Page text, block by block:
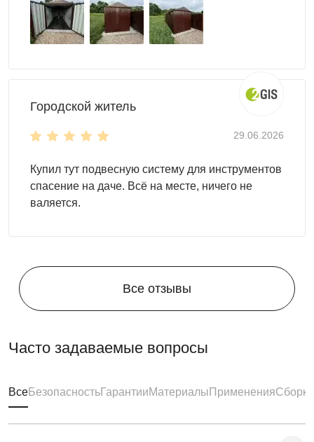
Городской житель
29.06.2026
Купил тут подвесную систему для инструментов
спасение на даче. Всё на месте, ничего не
валяется.
Все отзывы
Часто задаваемые вопросы
ВсеБезопасность ГарантииМатериалы ПримененияСборка